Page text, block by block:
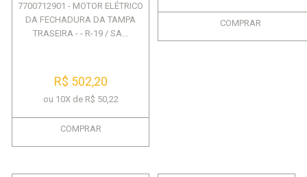
7700712901 - MOTOR ELÉTRICO
DA FECHADURA DA TAMPA
TRASEIRA - - R-19 / SA...
R$ 502,20
ou 10X de R$ 50,22
COMPRAR
COMPRAR